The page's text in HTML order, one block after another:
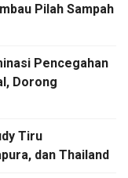
Pilah Sampah
Pencegahan
Dorong
Tiru
dan Thailand